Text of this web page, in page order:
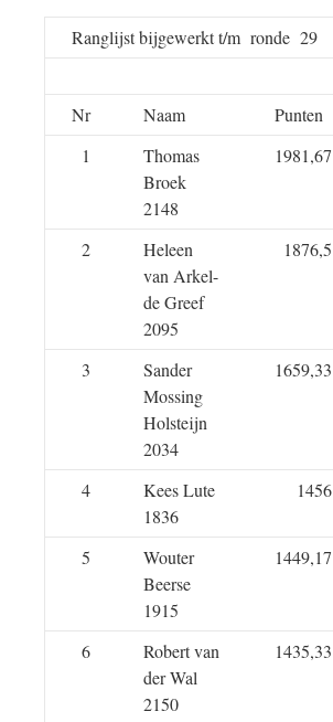
Ranglijst bijgewerkt t/m ronde 29
Nr Naam Punten
1
Thomas
Broek
2148
1981,67
2
Heleen
van Arkel-
de Greef
2095
1876,5
3
Sander
Mossing
Holsteijn
2034
1659,33
4
Kees Lute
1836
1456
5
Wouter
Beerse
1915
1449,17
6
Robert van
der Wal
2150
1435,33